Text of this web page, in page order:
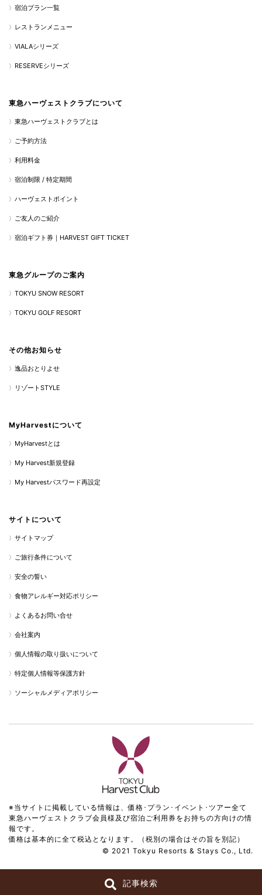
記事検索
宿泊プラン一覧
レストランメニュー
VIALAシリーズ
RESERVEシリーズ
東急ハーヴェストクラブについて
東急ハーヴェストクラブとは
ご予約方法
利用料金
宿泊制限 / 特定期間
ハーヴェストポイント
ご友人のご紹介
宿泊ギフト券｜HARVEST GIFT TICKET
東急グループのご案内
TOKYU SNOW RESORT
TOKYU GOLF RESORT
その他お知らせ
逸品おとりよせ
リゾートSTYLE
MyHarvestについて
MyHarvestとは
My Harvest新規登録
My Harvestパスワード再設定
サイトについて
サイトマップ
ご旅行条件について
安全の誓い
食物アレルギー対応ポリシー
よくあるお問い合せ
会社案内
個人情報の取り扱いについて
特定個人情報等保護方針
ソーシャルメディアポリシー
※当サイトに掲載している情報は、価格･プラン･イベント･ツアー全て
東急ハーヴェストクラブ会員様及び宿泊ご利用券をお持ちの方向けの情
報です。
価格は基本的に全て税込となります。（税別の場合はその旨を別記）
© 2021 Tokyu Resorts & Stays Co., Ltd.